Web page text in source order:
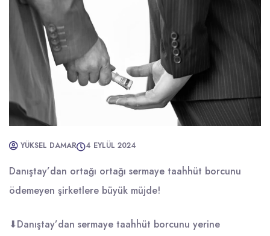
YÜKSEL DAMAR 4 EYLÜL 2024
Danıştay’dan ortağı ortağı sermaye taahhüt borcunu
ödemeyen şirketlere büyük müjde!
⬇Danıştay’dan sermaye taahhüt borcunu yerine